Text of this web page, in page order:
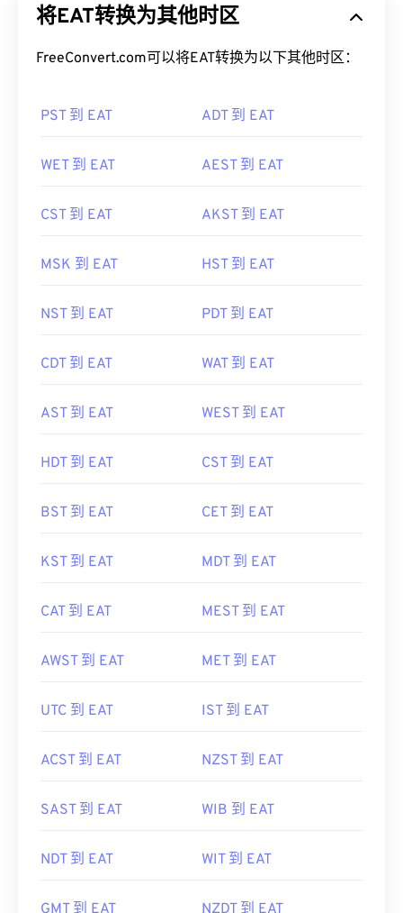
将EAT转换为其他时区
FreeConvert.com可以将EAT转换为以下其他时区：
PST 到 EAT ADT 到 EAT
WET 到 EAT AEST 到 EAT
CST 到 EAT AKST 到 EAT
MSK 到 EAT HST 到 EAT
NST 到 EAT PDT 到 EAT
CDT 到 EAT WAT 到 EAT
AST 到 EAT WEST 到 EAT
HDT 到 EAT CST 到 EAT
BST 到 EAT CET 到 EAT
KST 到 EAT MDT 到 EAT
CAT 到 EAT MEST 到 EAT
AWST 到 EAT MET 到 EAT
UTC 到 EAT IST 到 EAT
ACST 到 EAT NZST 到 EAT
SAST 到 EAT WIB 到 EAT
NDT 到 EAT WIT 到 EAT
GMT 到 EAT NZDT 到 EAT